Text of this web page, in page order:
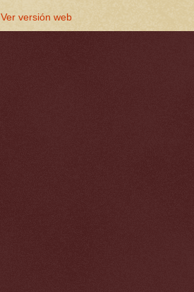
Ver versión web